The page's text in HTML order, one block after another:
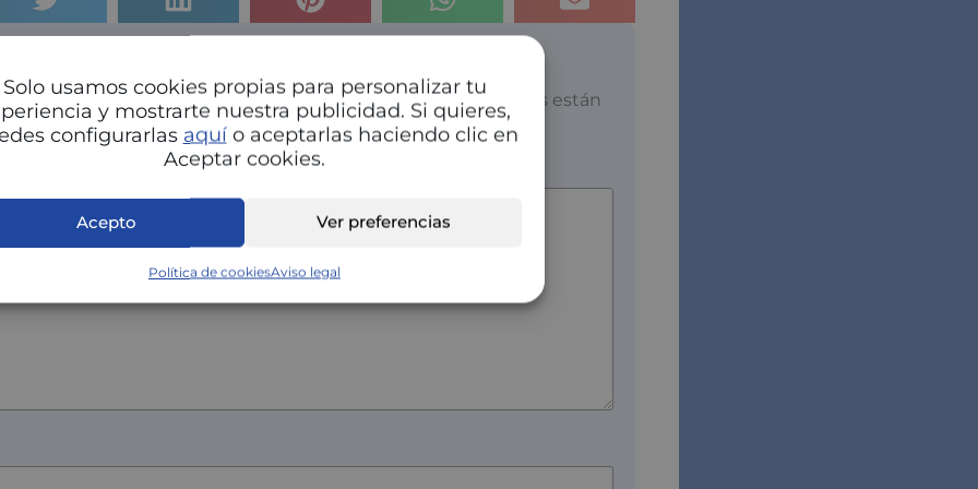
Solo usamos cookies propias para personalizar tu
y mostrarte nuestra publicidad. Si quieres,
configurarlas aquío aceptarlas haciendo clic en
Aceptar cookies.
Acepto Ver preferencias
Política de cookiesAviso legal
pregunta o respuesta
correo electrónico no será publicada. Los campos obligatorios están
*